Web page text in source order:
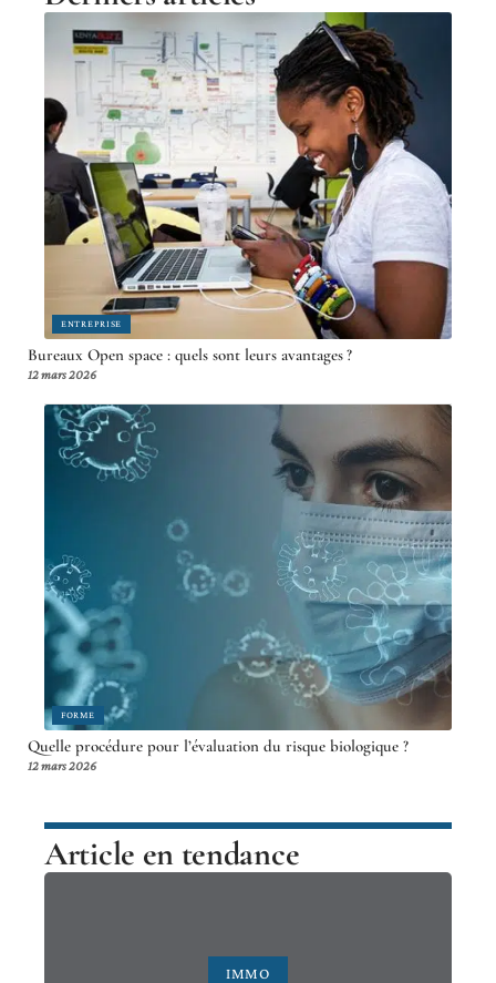
DIVERTISSEMENT
Adkimi ou sites d’animes concurrents : lequel
choisir pour regarder en ligne ?
31 juillet 2026
Derniers articles
ENTREPRISE
Bureaux Open space : quels sont leurs avantages ?
12 mars 2026